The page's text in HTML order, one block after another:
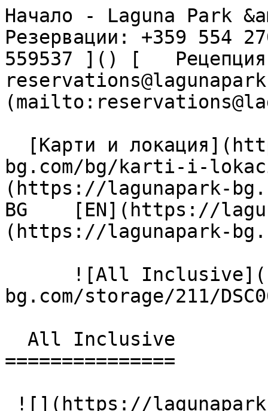
Начало - Laguna Park
Резервации: +359 554
559537 ]() [
bg.com/bg/karti-i-
(https://lagunapark-
BG    [EN](https://
(https://lagunapark-
bg.com/storage/211/
===============